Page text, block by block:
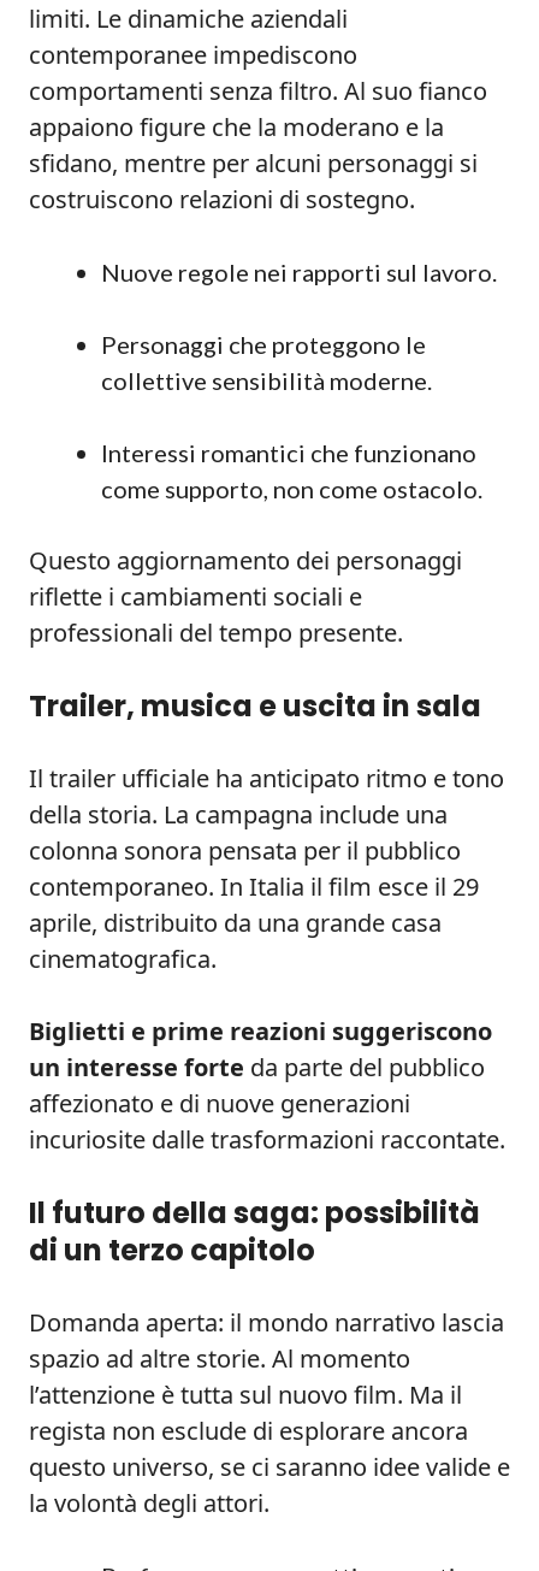
limiti. Le dinamiche aziendali
contemporanee impediscono
comportamenti senza filtro. Al suo fianco
appaiono figure che la moderano e la
sfidano, mentre per alcuni personaggi si
costruiscono relazioni di sostegno.
Nuove regole nei rapporti sul lavoro.
Personaggi che proteggono le
collettive sensibilità moderne.
Interessi romantici che funzionano
come supporto, non come ostacolo.
Questo aggiornamento dei personaggi
riflette i cambiamenti sociali e
professionali del tempo presente.
Trailer, musica e uscita in sala
Il trailer ufficiale ha anticipato ritmo e tono
della storia. La campagna include una
colonna sonora pensata per il pubblico
contemporaneo. In Italia il film esce il 29
aprile, distribuito da una grande casa
cinematografica.
Biglietti e prime reazioni suggeriscono
un interesse forte da parte del pubblico
affezionato e di nuove generazioni
incuriosite dalle trasformazioni raccontate.
Il futuro della saga: possibilità
di un terzo capitolo
Domanda aperta: il mondo narrativo lascia
spazio ad altre storie. Al momento
l’attenzione è tutta sul nuovo film. Ma il
regista non esclude di esplorare ancora
questo universo, se ci saranno idee valide e
la volontà degli attori.